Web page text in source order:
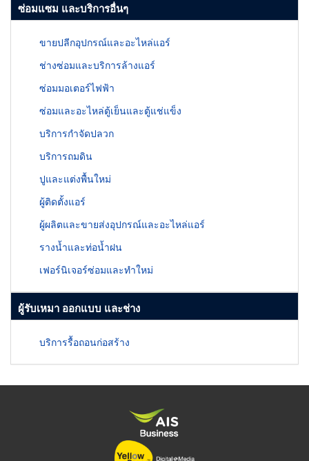
ซ่อมแซม และบริการอื่นๆ
ขายปลีกอุปกรณ์และอะไหล่แอร์
ช่างซ่อมและบริการล้างแอร์
ซ่อมมอเตอร์ไฟฟ้า
ซ่อมและอะไหล่ตู้เย็นและตู้แช่แข็ง
บริการกำจัดปลวก
บริการถมดิน
ปูและแต่งพื้นใหม่
ผู้ติดตั้งแอร์
ผู้ผลิตและขายส่งอุปกรณ์และอะไหล่แอร์
รางน้ำและท่อน้ำฝน
เฟอร์นิเจอร์ซ่อมและทำใหม่
ผู้รับเหมา ออกแบบ และช่าง
บริการรื้อถอนก่อสร้าง